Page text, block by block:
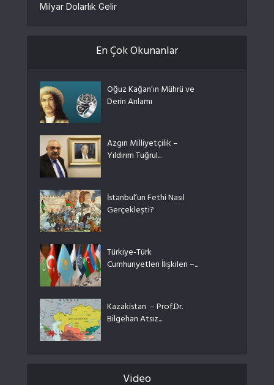
Milyar Dolarlık Gelir
En Çok Okunanlar
Oğuz Kağan’ın Mührü ve
Derin Anlamı
Azgın Milliyetçilik –
Yıldırım Tuğrul...
İstanbul’un Fethi Nasıl
Gerçekleşti?
Türkiye-Türk
Cumhuriyetleri İlişkileri –...
Kazakistan – Prof.Dr.
Bilgehan Atsız...
Video